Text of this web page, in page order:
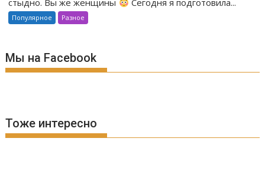
стыдно. Вы же женщины
Сегодня я подготовила...
Популярное Разное
Мы на Facebook
Тоже интересно